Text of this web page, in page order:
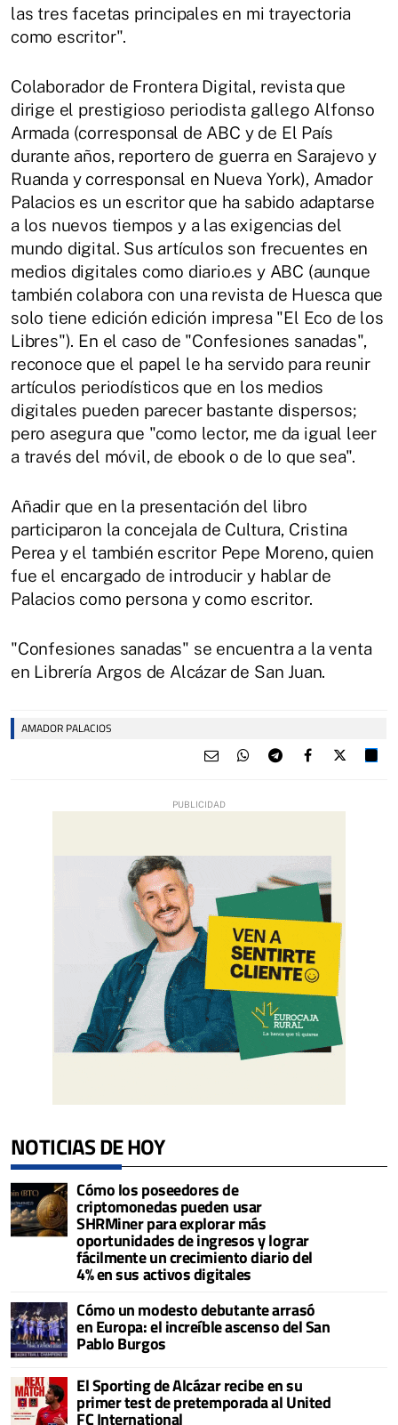
las tres facetas principales en mi trayectoria
como escritor".
Colaborador de Frontera Digital, revista que
dirige el prestigioso periodista gallego Alfonso
Armada (corresponsal de ABC y de El País
durante años, reportero de guerra en Sarajevo y
Ruanda y corresponsal en Nueva York), Amador
Palacios es un escritor que ha sabido adaptarse
a los nuevos tiempos y a las exigencias del
mundo digital. Sus artículos son frecuentes en
medios digitales como diario.es y ABC (aunque
también colabora con una revista de Huesca que
solo tiene edición edición impresa "El Eco de los
Libres"). En el caso de "Confesiones sanadas",
reconoce que el papel le ha servido para reunir
artículos periodísticos que en los medios
digitales pueden parecer bastante dispersos;
pero asegura que "como lector, me da igual leer
a través del móvil, de ebook o de lo que sea".
Añadir que en la presentación del libro
participaron la concejala de Cultura, Cristina
Perea y el también escritor Pepe Moreno, quien
fue el encargado de introducir y hablar de
Palacios como persona y como escritor.
"Confesiones sanadas" se encuentra a la venta
en Librería Argos de Alcázar de San Juan.
AMADOR PALACIOS
NOTICIAS DE HOY
Cómo los poseedores de
criptomonedas pueden usar
SHRMiner para explorar más
oportunidades de ingresos y lograr
fácilmente un crecimiento diario del
4% en sus activos digitales
Cómo un modesto debutante arrasó
en Europa: el increíble ascenso del San
Pablo Burgos
El Sporting de Alcázar recibe en su
primer test de pretemporada al United
FC International